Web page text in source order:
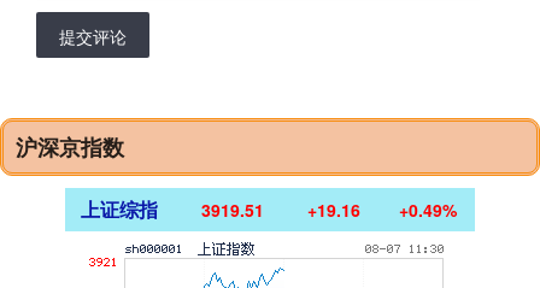
提交评论
沪深京指数
上证综指 3919.51 +19.16 +0.49%